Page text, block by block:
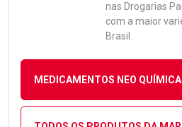
nas Drogarias
com a maior
Brasil.
MEDICAMENTOS NEO QUÍMICA